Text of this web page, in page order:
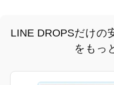
LINE DROPSだけの
をもっ